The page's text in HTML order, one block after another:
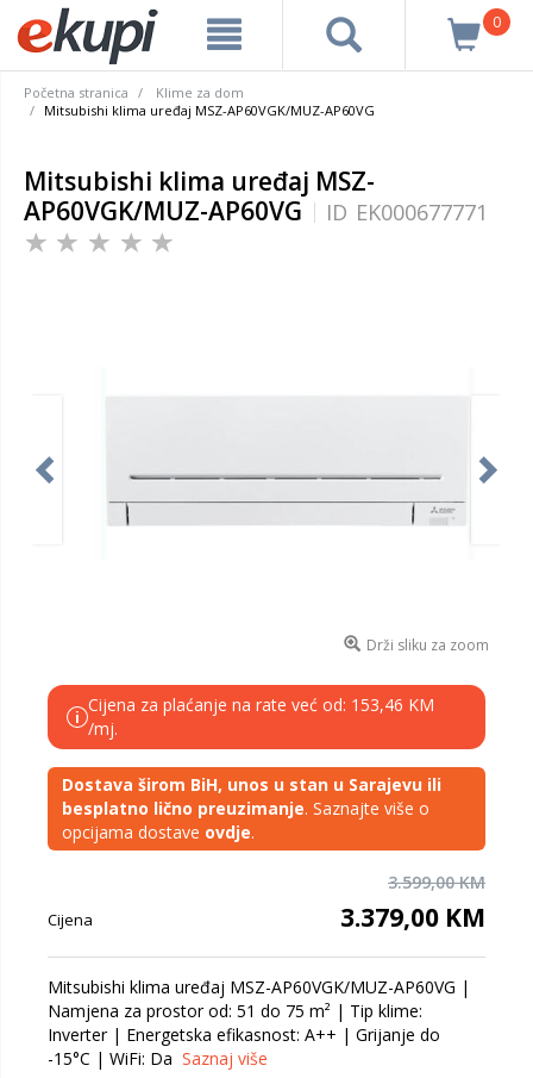
0
Početna stranica
Klime za dom
Mitsubishi klima uređaj MSZ-AP60VGK/MUZ-AP60VG
Mitsubishi klima uređaj MSZ-
AP60VGK/MUZ-AP60VG
ID EK000677771
Drži sliku za zoom
i
Cijena za plaćanje na rate već od: 153,46 KM
/mj.
Dostava širom BiH, unos u stan u Sarajevu ili
besplatno lično preuzimanje. Saznajte više o
opcijama dostave ovdje.
3.599,00 KM
Cijena 3.379,00 KM
Mitsubishi klima uređaj MSZ-AP60VGK/MUZ-AP60VG |
Namjena za prostor od: 51 do 75 m² | Tip klime:
Inverter | Energetska efikasnost: A++ | Grijanje do
-15°C | WiFi: Da Saznaj više